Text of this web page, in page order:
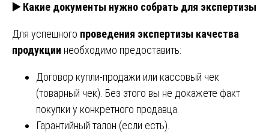
▶️Какие документы нужно собрать для экспертизы
Для успешного проведения экспертизы качества
продукции необходимо предоставить:
Договор купли-продажи или кассовый чек
(товарный чек). Без этого вы не докажете факт
покупки у конкретного продавца.
Гарантийный талон (если есть).